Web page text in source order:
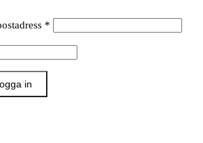
*
in